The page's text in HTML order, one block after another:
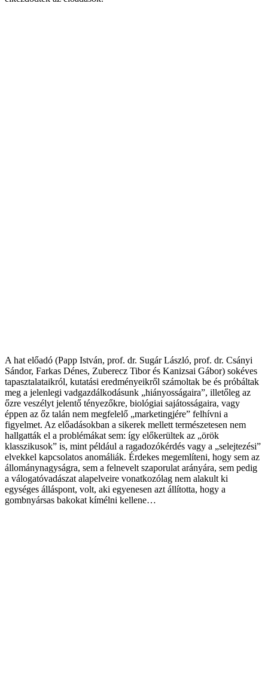
A hat előadó (Papp István, prof. dr. Sugár László, prof. dr. Csányi
Sándor, Farkas Dénes, Zuberecz Tibor és Kanizsai Gábor) sokéves
tapasztalataikról, kutatási eredményeikről számoltak be és próbáltak
meg a jelenlegi vadgazdálkodásunk „hiányosságaira”, illetőleg az
őzre veszélyt jelentő tényezőkre, biológiai sajátosságaira, vagy
éppen az őz talán nem megfelelő „marketingjére” felhívni a
figyelmet. Az előadásokban a sikerek mellett természetesen nem
hallgatták el a problémákat sem: így előkerültek az „örök
klasszikusok” is, mint például a ragadozókérdés vagy a „selejtezési”
elvekkel kapcsolatos anomáliák. Érdekes megemlíteni, hogy sem az
állománynagyságra, sem a felnevelt szaporulat arányára, sem pedig
a válogatóvadászat alapelveire vonatkozólag nem alakult ki
egységes álláspont, volt, aki egyenesen azt állította, hogy a
gombnyársas bakokat kímélni kellene…